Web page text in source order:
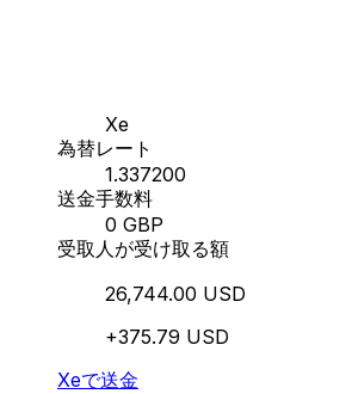
Xe
為替レート
1.337200
送金手数料
0 GBP
受取人が受け取る額
26,744.00 USD
+375.79 USD
Xeで送金